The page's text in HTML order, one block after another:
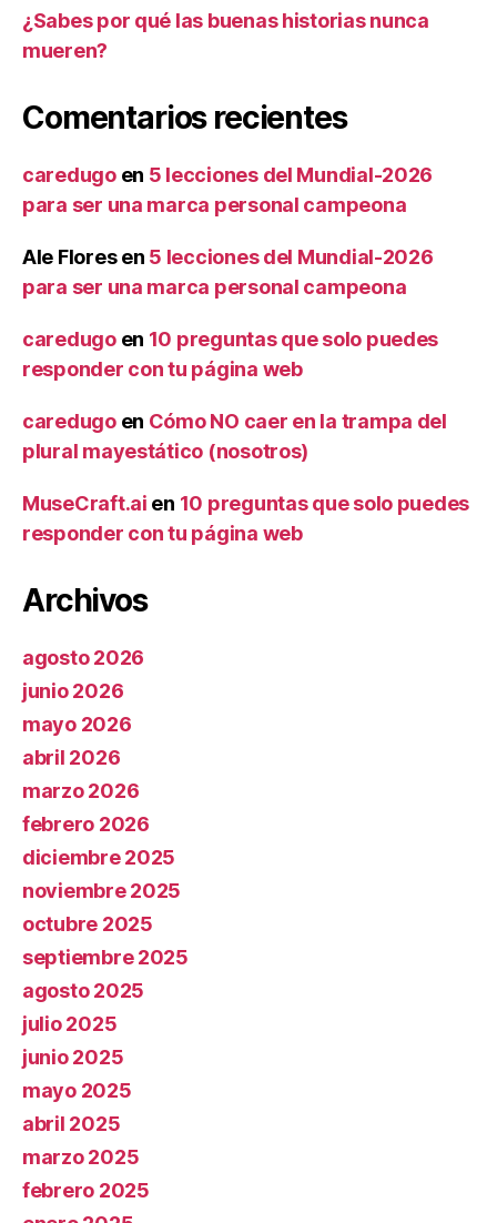
¿Sabes por qué las buenas historias nunca
mueren?
Comentarios recientes
caredugoen 5 lecciones del Mundial-2026
para ser una marca personal campeona
Ale Floresen 5 lecciones del Mundial-2026
para ser una marca personal campeona
caredugoen 10 preguntas que solo puedes
responder con tu página web
caredugoen Cómo NO caer en la trampa del
plural mayestático (nosotros)
MuseCraft.ai en 10 preguntas que solo puedes
responder con tu página web
Archivos
agosto 2026
junio 2026
mayo 2026
abril 2026
marzo 2026
febrero 2026
diciembre 2025
noviembre 2025
octubre 2025
septiembre 2025
agosto 2025
julio 2025
junio 2025
mayo 2025
abril 2025
marzo 2025
febrero 2025